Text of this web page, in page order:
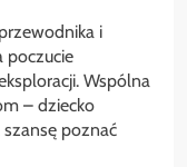
i
poczucie
Wspólna
– dziecko
szansę poznać